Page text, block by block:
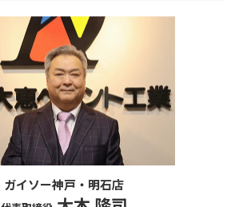
ガイソー神戸・明石店